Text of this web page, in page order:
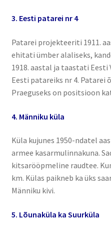
3. Eesti patarei nr 4
Patarei projekteeriti 1911.
ehitati ümber alaliseks,
1918. aastal ja taastati
Eesti patareiks nr 4. Patarei
Praeguseks on positsioon
4. Männiku küla
Küla kujunes 1950-ndatel
armee kasarmulinnakuna.
kitsarööpmeline raudtee.
km. Külas paikneb ka üks
Männiku kivi.
5. Lõunaküla ka Suurküla